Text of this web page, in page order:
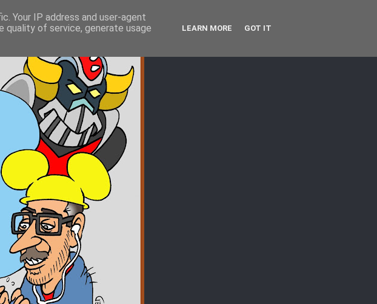
Your IP address and user-agent
quality of service, generate usage
LEARN MORE GOT IT